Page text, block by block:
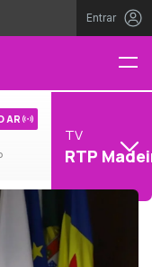
Entrar
AR
TV
RTP